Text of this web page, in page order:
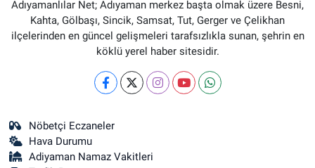
Adıyamanlılar Net; Adıyaman merkez başta olmak üzere Besni,
Kahta, Gölbaşı, Sincik, Samsat, Tut, Gerger ve Çelikhan
ilçelerinden en güncel gelişmeleri tarafsızlıkla sunan, şehrin en
köklü yerel haber sitesidir.
Nöbetçi Eczaneler
Hava Durumu
Adiyaman Namaz Vakitleri